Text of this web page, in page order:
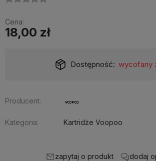
Cena:
18,00 zł
Dostępność: wycofany
Producent:
Kategoria: Kartridże Voopoo
zapytaj o produkt dodaj